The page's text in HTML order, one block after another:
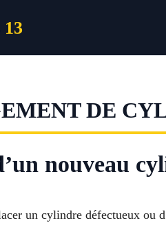
DE
nouveau
un cylindre défectueux ou